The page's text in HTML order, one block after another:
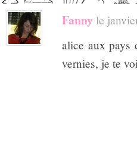
Fanny le
alice aux pays
vernies, je te